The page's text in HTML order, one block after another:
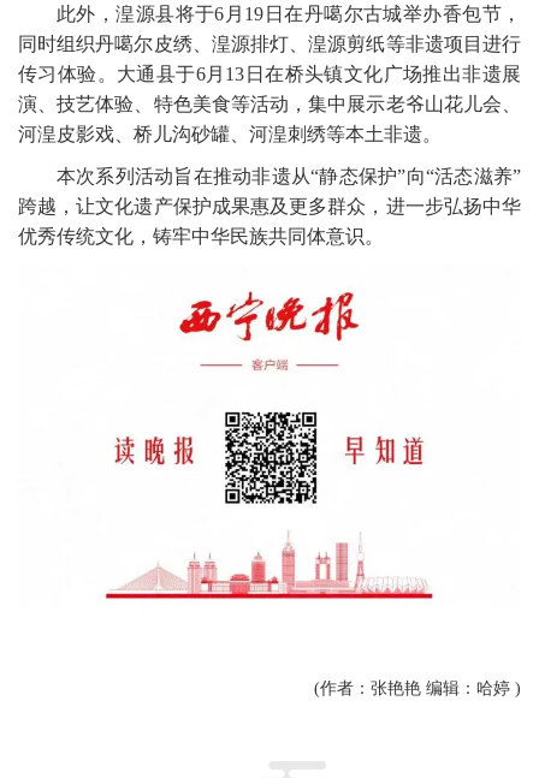
此外，湟源县将于6月19日在丹噶尔古城举办香包节，
同时组织丹噶尔皮绣、湟源排灯、湟源剪纸等非遗项目进行
传习体验。大通县于6月13日在桥头镇文化广场推出非遗展
演、技艺体验、特色美食等活动，集中展示老爷山花儿会、
河湟皮影戏、桥儿沟砂罐、河湟刺绣等本土非遗。
本次系列活动旨在推动非遗从“静态保护”向“活态滋养”
跨越，让文化遗产保护成果惠及更多群众，进一步弘扬中华
优秀传统文化，铸牢中华民族共同体意识。
(作者：张艳艳 编辑：哈婷 )